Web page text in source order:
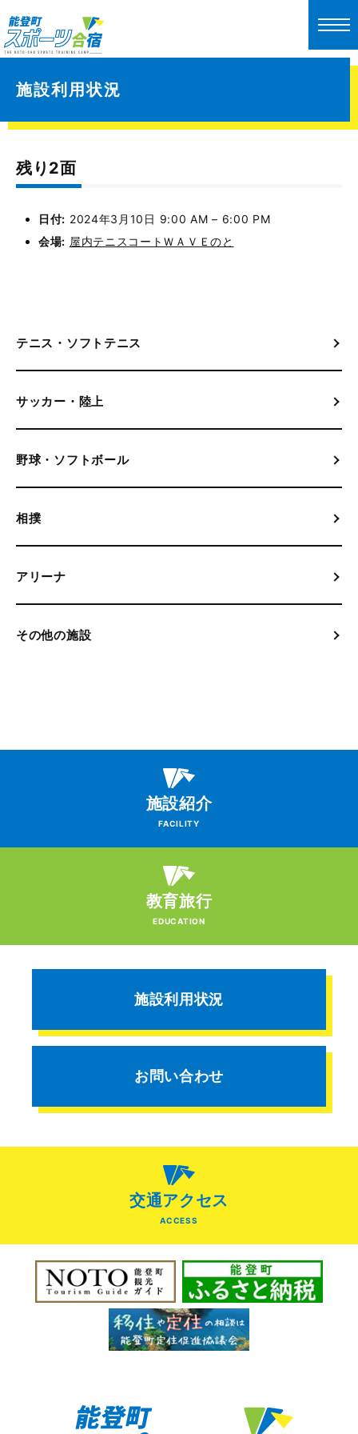
施設利用状況
残り2面
日付: 2024年3月10日 9:00 AM – 6:00 PM
会場: 屋内テニスコートＷＡＶＥのと
テニス・ソフトテニス
サッカー・陸上
野球・ソフトボール
相撲
アリーナ
その他の施設
施設紹介
FACILITY
教育旅行
EDUCATION
施設利用状況
お問い合わせ
交通アクセス
ACCESS